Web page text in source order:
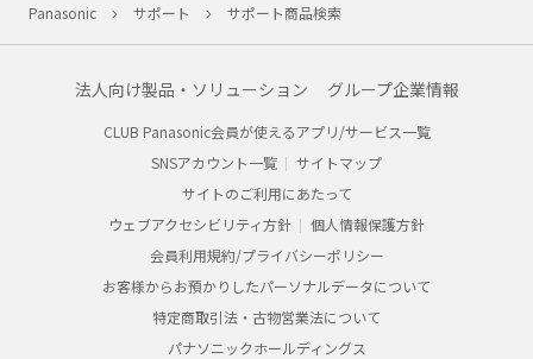
Panasonic サポート サポート商品検索
法人向け製品・ソリューション グループ企業情報
CLUB Panasonic会員が使えるアプリ/サービス一覧
SNSアカウント一覧
サイトマップ
サイトのご利用にあたって
ウェブアクセシビリティ方針
個人情報保護方針
会員利用規約/プライバシーポリシー
お客様からお預かりしたパーソナルデータについて
特定商取引法・古物営業法について
パナソニックホールディングス